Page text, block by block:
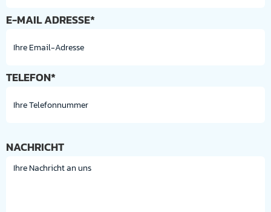
E-MAIL ADRESSE*
TELEFON*
NACHRICHT